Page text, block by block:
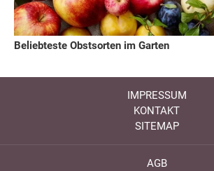
Beliebteste Obstsorten im Garten
IMPRESSUM
KONTAKT
SITEMAP
AGB